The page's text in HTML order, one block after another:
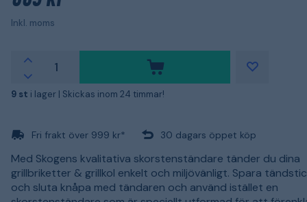
Inkl. moms
9 st i lager | Skickas inom 24 timmar!
Fri frakt över 999 kr* 30 dagars öppet köp
Med Skogens kvalitativa skorstenständare tänder du dina
grillbriketter & grillkol enkelt och miljövänligt. Spara
och sluta knåpa med tändaren och använd istället en